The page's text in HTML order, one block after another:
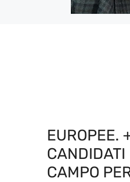
EUROPEE.
CANDIDATI
CAMPO